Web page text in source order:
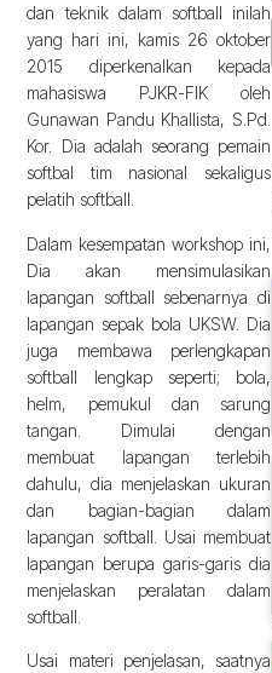
dan teknik dalam softball inilah
yang hari ini, kamis 26 oktober
2015 diperkenalkan kepada
mahasiswa PJKR-FIK oleh
Gunawan Pandu Khallista, S.Pd.
Kor. Dia adalah seorang pemain
softbal tim nasional sekaligus
pelatih softball.
Dalam kesempatan workshop ini,
Dia akan mensimulasikan
lapangan softball sebenarnya di
lapangan sepak bola UKSW. Dia
juga membawa perlengkapan
softball lengkap seperti; bola,
helm, pemukul dan sarung
tangan. Dimulai dengan
membuat lapangan terlebih
dahulu, dia menjelaskan ukuran
dan bagian-bagian dalam
lapangan softball. Usai membuat
lapangan berupa garis-garis dia
menjelaskan peralatan dalam
softball.
Usai materi penjelasan, saatnya